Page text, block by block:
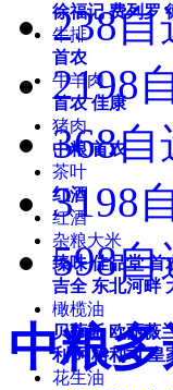
徐福记 费列罗
牛排
首农
牛羊肉
首农 佳康
猪肉
中粮 首农
茶叶
红酒
红酒
杂粮大米
臻味 佳品堂 首
吉全 东北河畔
橄榄油
贝蒂斯 欧丽薇
利 阿格利司 皇
花生油
238自
2198
368自
3198
598自
中粮